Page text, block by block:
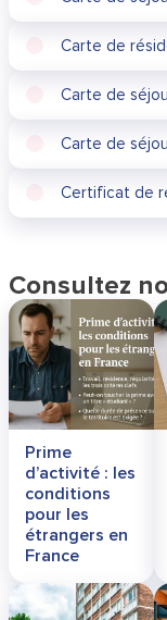
Carte de
Carte de
Carte de
Certificat de
Consultez
Prime
d’activité : les
conditions
pour les
étrangers en
France